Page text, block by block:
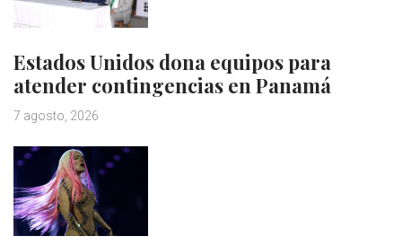
Estados Unidos dona equipos para
atender contingencias en Panamá
7 agosto, 2026